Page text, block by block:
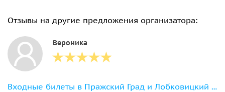
Отзывы на другие предложения организатора:
Вероника
Входные билеты в Пражский Град и Лобковицкий дворец с аудиогидом